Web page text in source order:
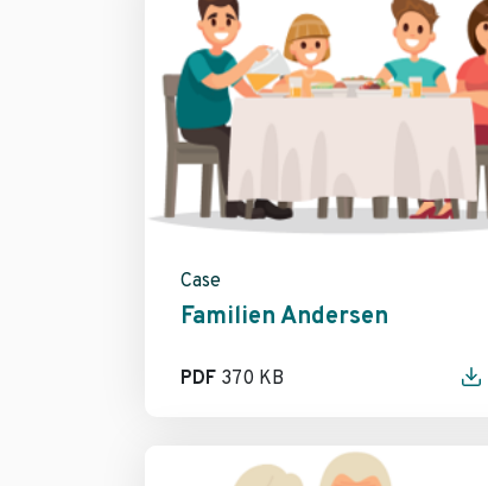
Case
Familien Andersen
PDF 370 KB